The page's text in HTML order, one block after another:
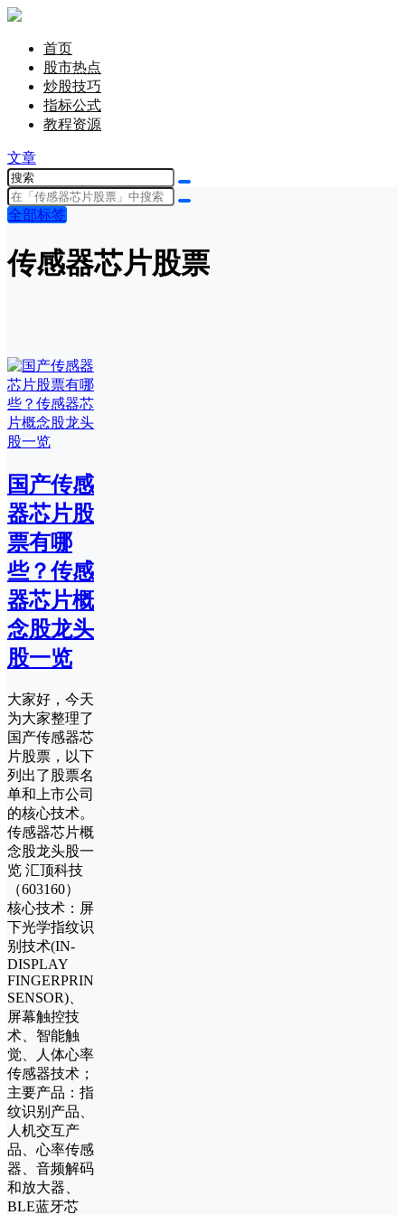
首页
股市热点
炒股技巧
指标公式
教程资源
文章
全部标签
传感器芯片股票
国产传感
器芯片股
票有哪
些？传感
器芯片概
念股龙头
股一览
大家好，今天
为大家整理了
国产传感器芯
片股票，以下
列出了股票名
单和上市公司
的核心技术。
传感器芯片概
念股龙头股一
览 汇顶科技
（603160）
核心技术：屏
下光学指纹识
别技术(IN-
DISPLAY
FINGERPRINT
SENSOR)、
屏幕触控技
术、智能触
觉、人体心率
传感器技术；
主要产品：指
纹识别产品、
人机交互产
品、心率传感
器、音频解码
和放大器、
BLE蓝牙芯